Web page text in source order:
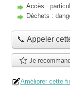
Accès :
Déchets :
📞 Appeler
Je
Améliorer cette